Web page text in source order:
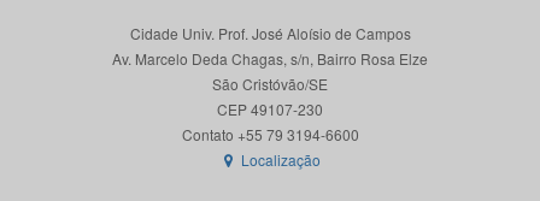
Cidade Univ. Prof. José Aloísio de Campos
Av. Marcelo Deda Chagas, s/n, Bairro Rosa Elze
São Cristóvão/SE
CEP 49107-230
Localização